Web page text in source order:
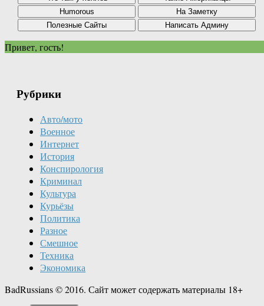
Привет, гость!
Рубрики
Авто/мото
Военное
Интернет
История
Конспирология
Криминал
Культура
Курьёзы
Политика
Разное
Смешное
Техника
Экономика
BadRussians © 2016. Сайт может содержать материалы 18+